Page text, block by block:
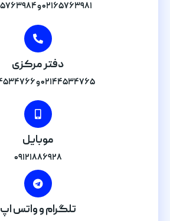
۰۲۱۶۵۷۶۳۹۸۱ و ۰۲۱۶۵۷۶۳۹۸۴
دفتر مرکزی
۰۲۱۴۴۵۳۴۷۶۵ و ۰۲۱۴۴۵۳۴۷۶۶
موبایل
۰۹۱۲۱۸۸۶۹۲۸
تلگرام و واتس اپ